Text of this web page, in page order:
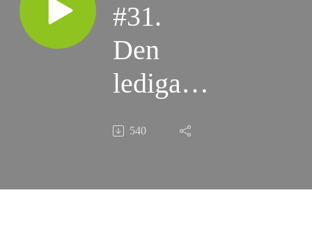
#31.
Den
lediga
dagen
så gör
540